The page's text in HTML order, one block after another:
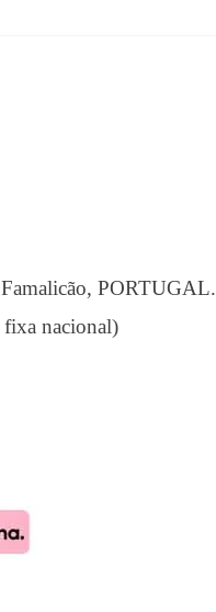
PORTUGAL.
fixa nacional)